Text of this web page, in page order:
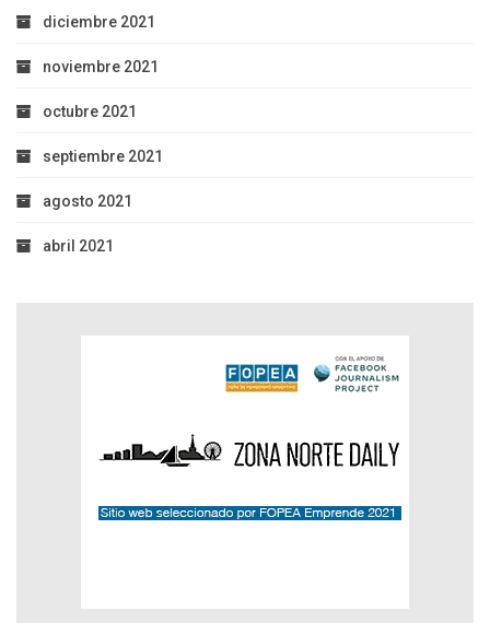
diciembre 2021
noviembre 2021
octubre 2021
septiembre 2021
agosto 2021
abril 2021